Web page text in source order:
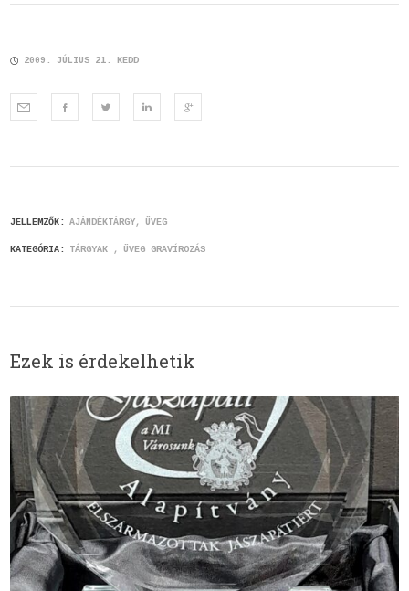
2009. JÚLIUS 21. KEDD
JELLEMZŐK: AJÁNDÉKTÁRGY ÜVEG
KATEGÓRIA: TÁRGYAK ÜVEG GRAVÍROZÁS
Ezek is érdekelhetik